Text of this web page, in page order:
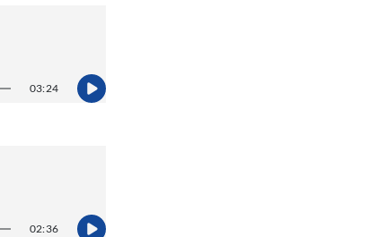
03:24
02:36